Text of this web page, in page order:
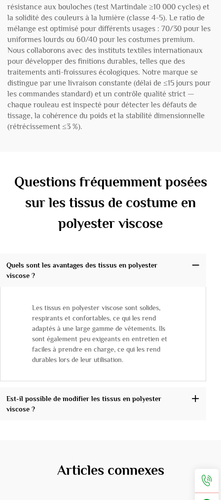
résistance aux bouloches (test Martindale ≥10 000 cycles) et
la solidité des couleurs à la lumière (classe 4-5). Le ratio de
mélange est optimisé pour différents usages : 70/30 pour les
uniformes lourds ou 60/40 pour les costumes premium.
Nous collaborons avec des instituts textiles internationaux
pour développer des finitions durables, telles que des
traitements anti-froissures écologiques. Notre marque se
distingue par une livraison constante (délai de ≤15 jours pour
les commandes standard) et un contrôle qualité strict —
chaque rouleau est inspecté pour détecter les défauts de
tissage, la cohérence du poids et la stabilité dimensionnelle
(rétrécissement ≤3 %).
Questions fréquemment posées
sur les tissus de costume en
polyester viscose
Quels sont les avantages des tissus en polyester
viscose ?
Les tissus en polyester viscose sont solides,
respirants et confortables, ce qui les rend
adaptés à une large gamme de vêtements. Ils
sont également peu exigeants en entretien et
faciles à prendre en charge, ce qui les rend
durables lors de leur utilisation.
Est-il possible de modifier les tissus en polyester
viscose ?
Articles connexes